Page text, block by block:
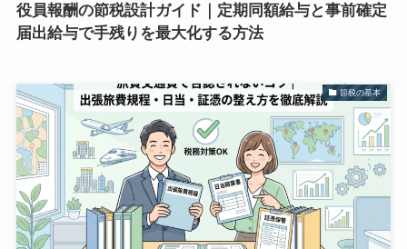
役員報酬の節税設計ガイド｜定期同額給与と事前確定
届出給与で手残りを最大化する方法
節税の基本